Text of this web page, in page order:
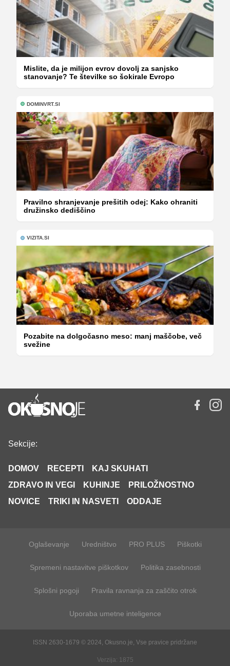
Mislite, da je milijon evrov dovolj za sanjsko
stanovanje? Te številke so šokirale Evropo
DOMINVRT.SI
Pravilno shranjevanje prešitih odej: Kako ohraniti
družinsko dediščino
VIZITA.SI
Pozabite na dolgočasno meso: manj maščobe, več
svežine
Sekcije:
DOMOV RECEPTI
KAJ SKUHATI
ZDRAVO IN VEGI
KUHINJE
PRILOŽNOSTNO
NOVICE
TRIKI IN NASVETI ODDAJE
Oglaševanje Uredništvo PRO PLUS Piškotki
Spremeni nastavitve piškotkov Politika zasebnosti
Splošni pogoji Pravila ravnanja za zaščito otrok
Uporaba umetne inteligence
ISSN 2630-1679 © 2024, Okusno.je, Vse pravice pridržane
Verzija: 1875